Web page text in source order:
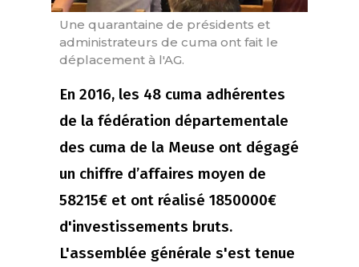
Une quarantaine de présidents et
administrateurs de cuma ont fait le
déplacement à l'AG.
En 2016, les 48 cuma adhérentes
de la fédération départementale
des cuma de la Meuse ont dégagé
un chiffre d’affaires moyen de
58215€ et ont réalisé 1850000€
d'investissements bruts.
L'assemblée générale s'est tenue